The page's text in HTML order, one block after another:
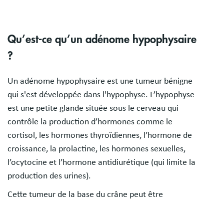
Qu’est-ce qu’un adénome hypophysaire
?
Un adénome hypophysaire est une tumeur bénigne
qui s'est développée dans l'hypophyse. L’hypophyse
est une petite glande située sous le cerveau qui
contrôle la production d’hormones comme le
cortisol, les hormones thyroïdiennes, l’hormone de
croissance, la prolactine, les hormones sexuelles,
l’ocytocine et l’hormone antidiurétique (qui limite la
production des urines).
Cette tumeur de la base du crâne peut être